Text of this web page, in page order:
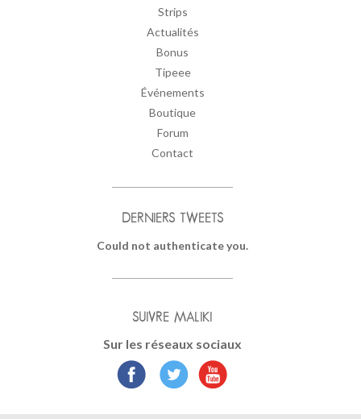
Strips
Actualités
Bonus
Tipeee
Événements
Boutique
Forum
Contact
DERNIERS TWEETS
Could not authenticate you.
SUIVRE MALIKI
Sur les réseaux sociaux